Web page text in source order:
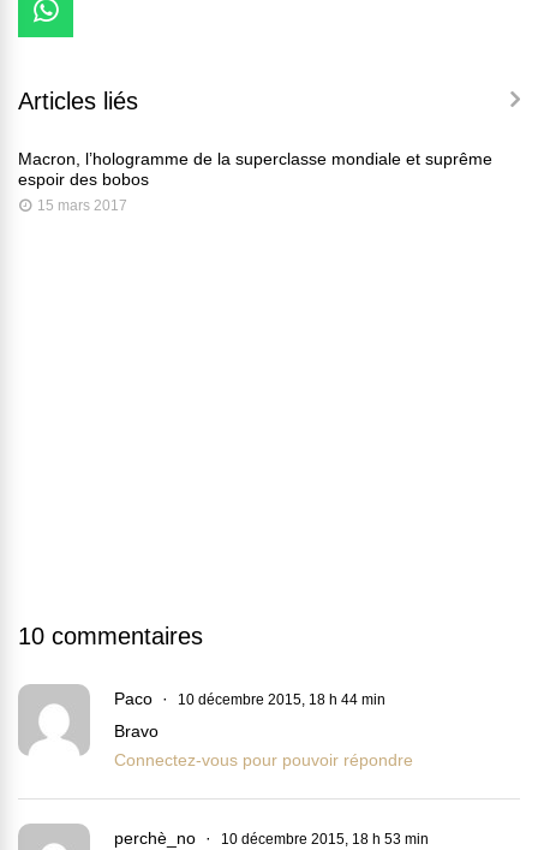
Articles liés
Macron, l’hologramme de la superclasse mondiale et suprême
espoir des bobos
15 mars 2017
10 commentaires
Paco 10 décembre 2015, 18 h 44 min
Bravo
Connectez-vous pour pouvoir répondre
perchè_no 10 décembre 2015, 18 h 53 min